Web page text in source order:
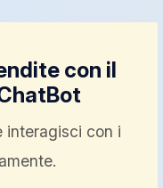
con il
interagisci con i